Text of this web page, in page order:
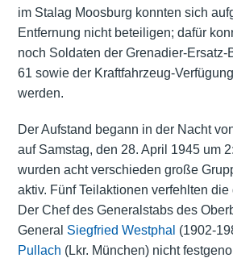
im Stalag Moosburg konnten sich
Entfernung nicht beteiligen; dafür
noch Soldaten der Grenadier-Ersatz-
61 sowie der Kraftfahrzeug-
werden.
Der Aufstand begann in der Nacht
auf Samstag, den 28. April 1945 um
wurden acht verschieden große
aktiv. Fünf Teilaktionen verfehlten
Der Chef des Generalstabs des
General Siegfried Westphal (1902-
Pullach (Lkr. München) nicht